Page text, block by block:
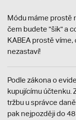
Módu máme prostě
čem budete "šik" a
KABEA prostě víme,
nezastaví!
Podle zákona o
kupujícímu účtenku.
tržbu u správce
pak nejpozději do 48